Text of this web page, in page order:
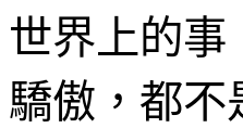
世界上的事
驕傲，都不